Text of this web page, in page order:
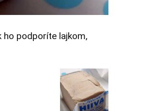
ho podporíte lajkom,